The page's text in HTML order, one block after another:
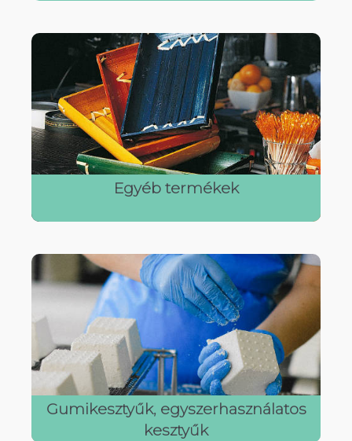
Egyéb termékek
Gumikesztyűk, egyszerhasználatos
kesztyűk